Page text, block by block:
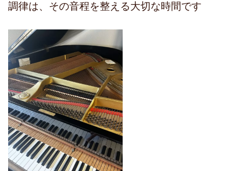
調律は、その音程を整える大切な時間です